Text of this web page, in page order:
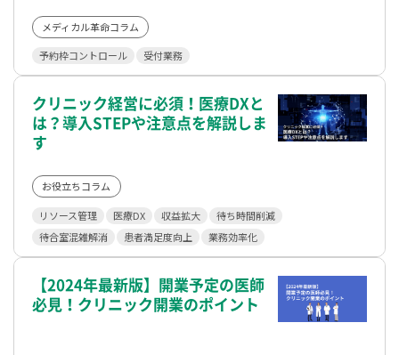
メディカル革命コラム
予約枠コントロール 受付業務
クリニック経営に必須！医療DXと
は？導入STEPや注意点を解説しま
す
お役立ちコラム
リソース管理 医療DX 収益拡大
待ち時間削減
待合室混雑解消
患者満足度向上 業務効率化
【2024年最新版】開業予定の医師
必見！クリニック開業のポイント